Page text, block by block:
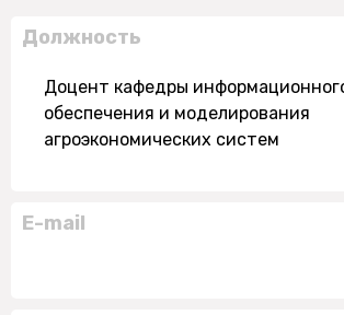
Должность
Доцент кафедры
обеспечения и моделирования
агроэкономических систем
E-mail